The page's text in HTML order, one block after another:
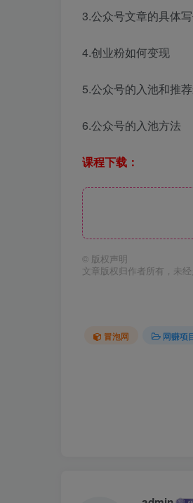
3.公众号文章的具体
4.创业粉如何变现
5.公众号的入池和推
6.公众号的入池方法
课程下载：
© 版权声明
文章版权归作者所有，未经
冒泡网 网赚项